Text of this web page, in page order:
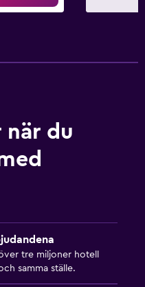
när du
tre miljoner hotell
samma ställe.